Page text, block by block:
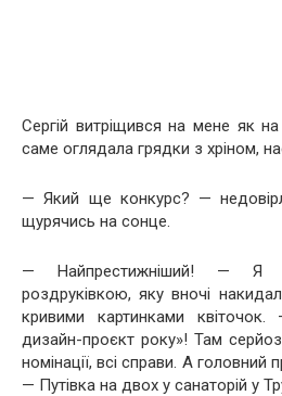
Сергій витріщився на мене як
саме оглядала грядки з хріном,
— Який ще конкурс? —
щурячись на сонце.
— Найпрестижніший! — Я
роздруківкою, яку вночі
кривими картинками
дизайн-проєкт року»! Там
номінації, всі справи. А
— Путівка на двох у санаторій у